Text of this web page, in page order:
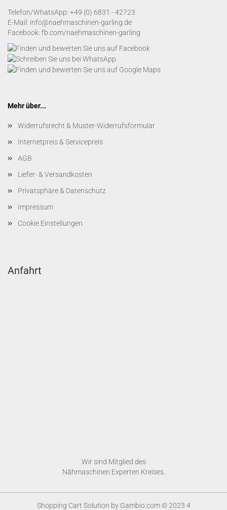
Telefon/WhatsApp: +49 (0) 6831 - 42723
E-Mail: info@naehmaschinen-garling.de
Facebook: fb.com/naehmaschinen-garling
Mehr über...
Widerrufsrecht & Muster-Widerrufsformular
Internetpreis & Servicepreis
AGB
Liefer- & Versandkosten
Privatsphäre & Datenschutz
Impressum
Cookie Einstellungen
Anfahrt
Wir sind Mitglied des
Nähmaschinen Experten Kreises.
Shopping Cart Solution by Gambio.com © 2023 4